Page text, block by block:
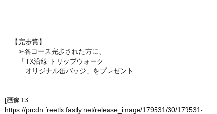
【完歩賞】
➢各コース完歩された方に、
「TX沿線 トリップウォーク
オリジナル缶バッジ」をプレゼント
[画像13:
https://prcdn.freetls.fastly.net/release_image/179531/30/179531-